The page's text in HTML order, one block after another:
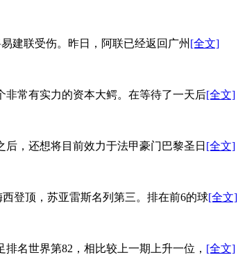
建联受伤。昨日，阿联已经返回广州 [全文]
常有实力的资本大鳄。在等待了一天后[全文]
，还想将目前效力于法甲豪门巴黎圣日 [全文]
登顶，苏亚雷斯名列第三。排在前6的球[全文]
名世界第82，相比较上一期上升一位， [全文]